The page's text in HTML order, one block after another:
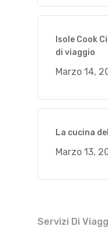
Isole Cook
di viaggio
Marzo 14,
La cucina
Marzo 13,
Servizi Di